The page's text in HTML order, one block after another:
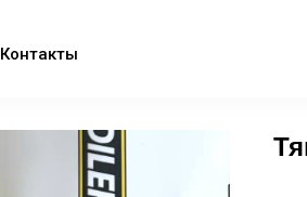
Контакты